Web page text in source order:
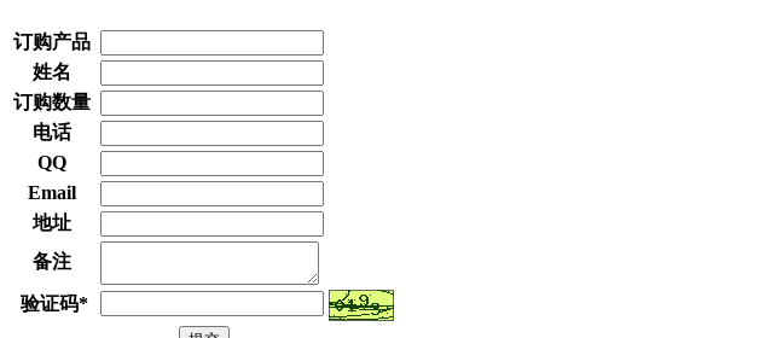
订购产品
姓名
订购数量
电话
QQ
Email
地址
备注
验证码*